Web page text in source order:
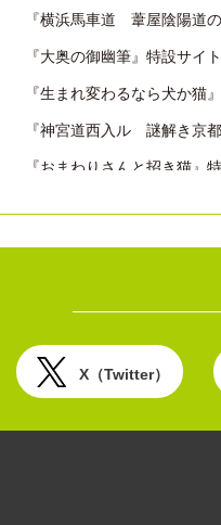
介されました。
『リアルサウンド ブック
記事が掲載されました。
『リアルサウンド ブック
ー記事が掲載されました。
『リアルサウンド ブック』
「広島本大賞 in 三次市立
『リアルサウンド ブック
した
『リアルサウンド ブック
ル あなたに花を贈る理由
『横浜馬車道 葦屋陰陽道
『大奥の御幽筆』特設サイ
『生まれ変わるなら犬か猫
『神宮道西入ル 謎解き京
『おまわりさんと招き猫』
『大奥の御幽筆』特設サイ
『花も団子も 春呼ぶ和菓子
『浅草楼閣十三階 山姥の
『待ち合わせは〈本の庭〉
X（Twitter）